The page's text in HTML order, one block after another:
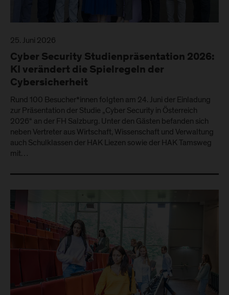
25. Juni 2026
Cyber Security Studienpräsentation 2026:
KI verändert die Spielregeln der
Cybersicherheit
Rund 100 Besucher*innen folgten am 24. Juni der Einladung
zur Präsentation der Studie „Cyber Security in Österreich
2026“ an der FH Salzburg. Unter den Gästen befanden sich
neben Vertreter aus Wirtschaft, Wissenschaft und Verwaltung
auch Schulklassen der HAK Liezen sowie der HAK Tamsweg
mit…